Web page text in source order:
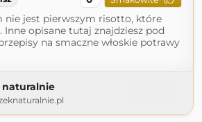
nie jest pierwszym risotto, które
Inne opisane tutaj znajdziesz pod
na smaczne włoskie potrawy
naturalnie